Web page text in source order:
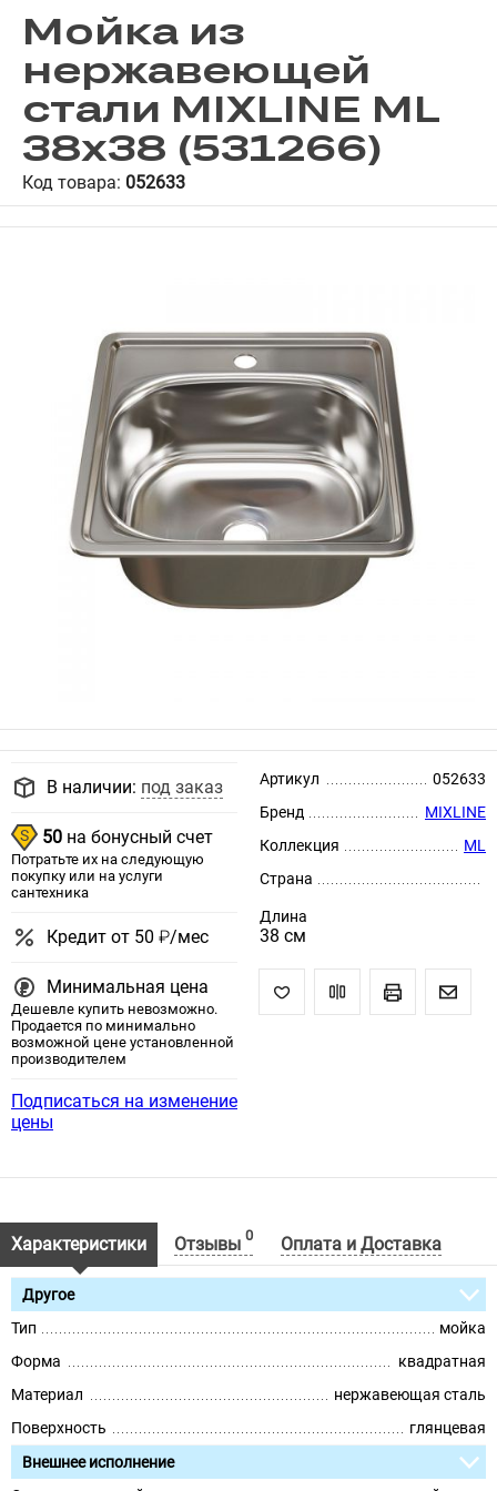
Мойка из
нержавеющей
стали MIXLINE ML
38x38 (531266)
Код товара: 052633
Артикул
052633
Бренд
MIXLINE
Коллекция
ML
Страна
Длина
38 см
В наличии: под заказ
50 на бонусный счет
Потратьте их на следующую
покупку или на услуги
сантехника
Кредит от 50 ₽/мес
Минимальная цена
Дешевле купить невозможно.
Продается по минимально
возможной цене установленной
производителем
Подписаться на изменение
цены
Характеристики Отзывы 0 Оплата и Доставка
Другое
Тип
мойка
Форма
квадратная
Материал
нержавеющая сталь
Поверхность
глянцевая
Внешнее исполнение